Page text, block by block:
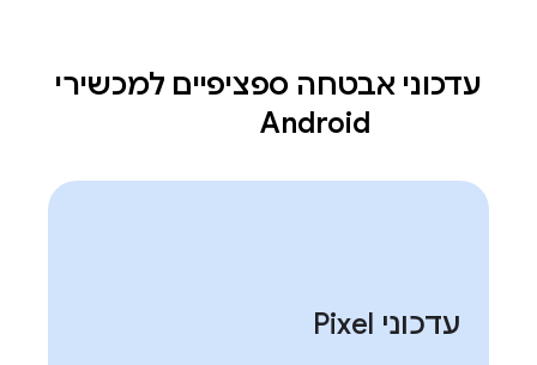
עדכוני אבטחה ספציפיים למכשירי
Android
עדכוני Pixel